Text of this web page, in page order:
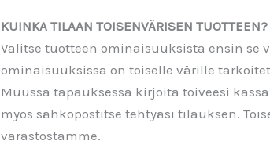
KUINKA TILAAN TOISENVÄRISEN TUOTTEEN?
Valitse tuotteen ominaisuuksista ensin se
ominaisuuksissa on toiselle värille
Muussa tapauksessa kirjoita toiveesi
myös sähköpostitse tehtyäsi tilauksen.
varastostamme.